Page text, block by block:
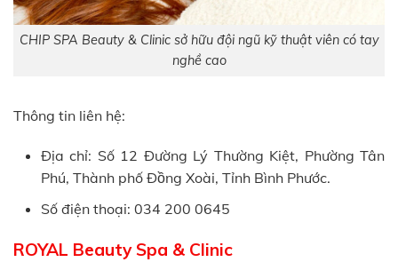
CHIP SPA Beauty & Clinic sở hữu đội ngũ kỹ thuật viên có tay
nghề cao
Thông tin liên hệ:
Địa chỉ: Số 12 Đường Lý Thường Kiệt, Phường Tân
Phú, Thành phố Đồng Xoài, Tỉnh Bình Phước.
Số điện thoại: 034 200 0645
ROYAL Beauty Spa & Clinic